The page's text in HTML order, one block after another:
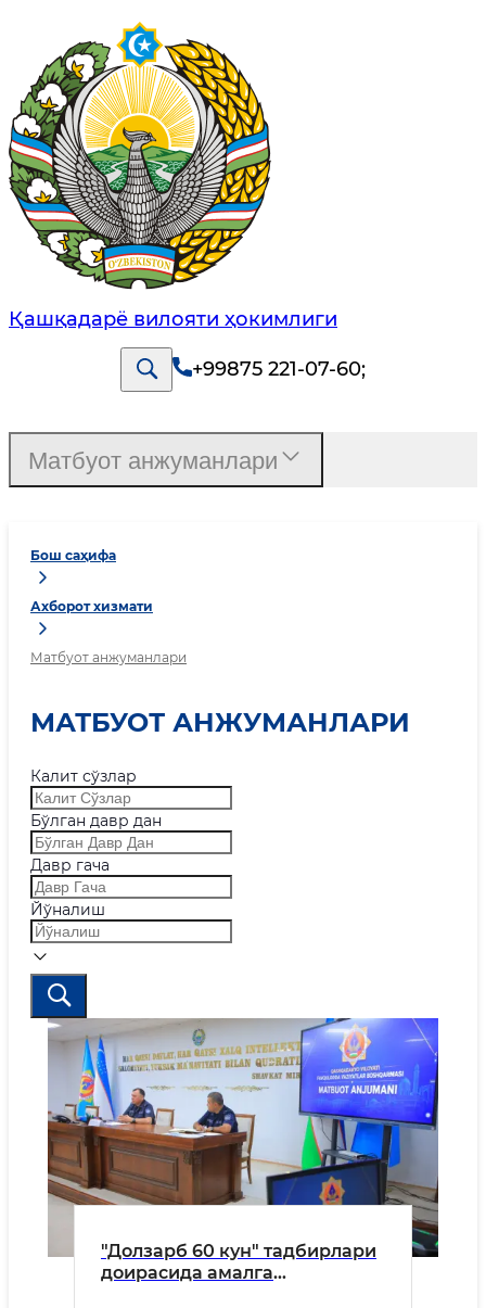
Қашқадарё вилояти ҳокимлиги
+99875 221-07-60;
Бош саҳифа
Ахборот хизмати
Матбуот анжуманлари
МАТБУОТ АНЖУМАНЛАРИ
Калит сўзлар
Бўлган давр дан
Давр гача
Йўналиш
"Долзарб 60 кун" тадбирлари
доирасида амалга
Матбуот анжуманлари